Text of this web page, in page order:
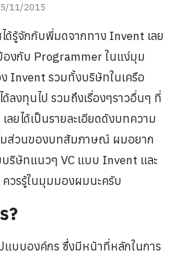
11/2015
ด้รู้จักกับพี่มดจากทาง Invent เลย
งกับ Programmer ในแง่มุม
Invent รวมทั้งบริษัทในเครือ
ลงทุนไป รวมถึงเรื่องๆราวอื่นๆ ที่
ยได้เป็นรายละเอียดดังบทความ
มส่วนของบทสัมภาษณ์ ผมอยาก
บริษัทแนวๆ VC แบบ Invent และ
วรรู้ในมุมมองผมนะครับ
?
บบองค์กร ซึ่งมีหน้าที่หลักในการ